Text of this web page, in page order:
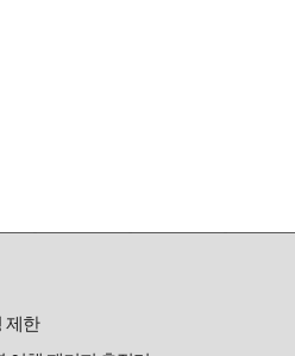
제한